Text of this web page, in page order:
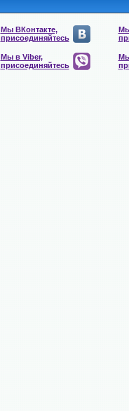
Мы ВКонтакте,
присоединяйтесь
Мы в Viber,
присоединяйтесь